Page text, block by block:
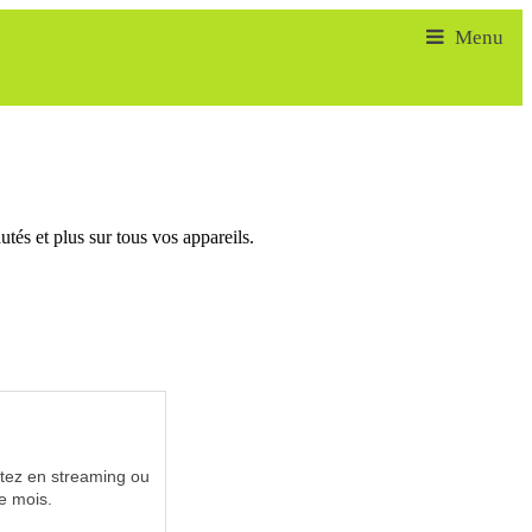
et plus sur tous vos appareils.
en streaming ou
mois.